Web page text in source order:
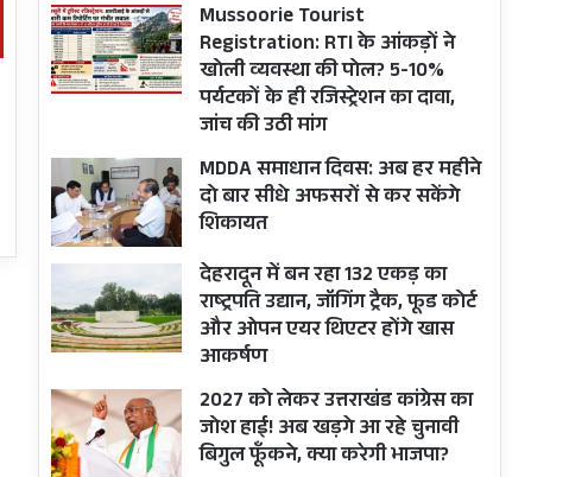
Mussoorie Tourist
Registration: RTI के आंकड़ों ने
खोली व्यवस्था की पोल? 5-10%
पर्यटकों के ही रजिस्ट्रेशन का दावा,
जांच की उठी मांग
MDDA समाधान दिवस: अब हर महीने
दो बार सीधे अफसरों से कर सकेंगे
शिकायत
देहरादून में बन रहा 132 एकड़ का
राष्ट्रपति उद्यान, जॉगिंग ट्रैक, फूड कोर्ट
और ओपन एयर थिएटर होंगे खास
आकर्षण
2027 को लेकर उत्तराखंड कांग्रेस का
जोश हाई! अब खड़गे आ रहे चुनावी
बिगुल फूँकने, क्या करेगी भाजपा?